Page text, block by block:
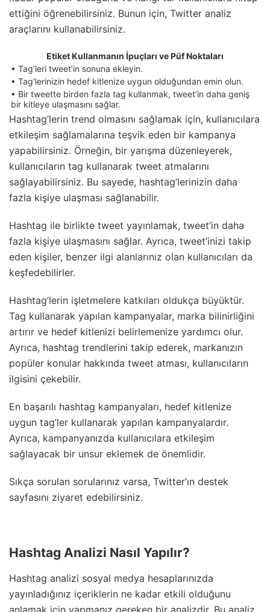
ettiğini öğrenebilirsiniz. Bunun için, Twitter analiz
araçlarını kullanabilirsiniz.
Etiket Kullanmanın İpuçları ve Püf Noktaları
• Tag’leri tweet’in sonuna ekleyin.
• Tag’lerinizin hedef kitlenize uygun olduğundan emin olun.
• Bir tweette birden fazla tag kullanmak, tweet’in daha geniş
bir kitleye ulaşmasını sağlar.
Hashtag’lerin trend olmasını sağlamak için, kullanıcılara
etkileşim sağlamalarına teşvik eden bir kampanya
yapabilirsiniz. Örneğin, bir yarışma düzenleyerek,
kullanıcıların tag kullanarak tweet atmalarını
sağlayabilirsiniz. Bu sayede, hashtag’lerinizin daha
fazla kişiye ulaşması sağlanabilir.
Hashtag ile birlikte tweet yayınlamak, tweet’in daha
fazla kişiye ulaşmasını sağlar. Ayrıca, tweet’inizi takip
eden kişiler, benzer ilgi alanlarınız olan kullanıcıları da
keşfedebilirler.
Hashtag’lerin işletmelere katkıları oldukça büyüktür.
Tag kullanarak yapılan kampanyalar, marka bilinirliğini
artırır ve hedef kitlenizi belirlemenize yardımcı olur.
Ayrıca, hashtag trendlerini takip ederek, markanızın
popüler konular hakkında tweet atması, kullanıcıların
ilgisini çekebilir.
En başarılı hashtag kampanyaları, hedef kitlenize
uygun tag’ler kullanarak yapılan kampanyalardır.
Ayrıca, kampanyanızda kullanıcılara etkileşim
sağlayacak bir unsur eklemek de önemlidir.
Sıkça sorulan sorularınız varsa, Twitter’ın destek
sayfasını ziyaret edebilirsiniz.
Hashtag Analizi Nasıl Yapılır?
Hashtag analizi sosyal medya hesaplarınızda
yayınladığınız içeriklerin ne kadar etkili olduğunu